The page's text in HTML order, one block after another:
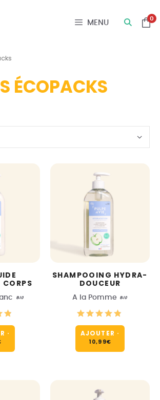
0
MENU
ÉCOPACKS
BIO
·
SHAMPOOING HYDRA-
DOUCEUR
A la Pomme BIO
AJOUTER ·
10,99€